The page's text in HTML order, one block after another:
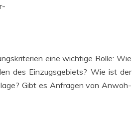
eine wich­ti­ge Rol­le: Wie
des Ein­zugs­ge­biets? Wie ist der
Gibt es Anfra­gen von Anwoh­